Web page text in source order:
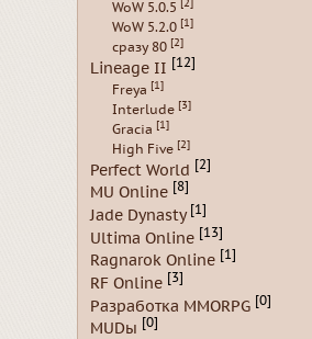
WoW 5.0.5 [2]
WoW 5.2.0 [1]
сразу 80 [2]
Lineage II [12]
Freya [1]
Interlude [3]
Gracia [1]
High Five [2]
Perfect World [2]
MU Online [8]
Jade Dynasty [1]
Ultima Online [13]
Ragnarok Online [1]
RF Online [3]
Разработка MMORPG [0]
MUDы [0]